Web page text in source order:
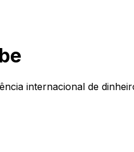
internacional de